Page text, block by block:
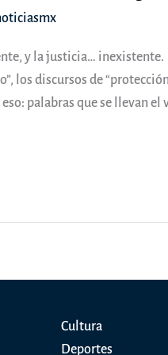
y la justicia… inexistente.
los discursos de
palabras que se llevan el
Cultura
Deportes